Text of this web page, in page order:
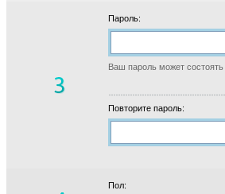
Пароль:
Ваш пароль может
Повторите пароль:
Пол: